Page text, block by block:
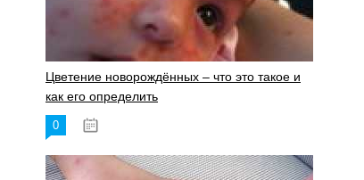
Цветение новорождённых – что это такое и
как его определить
0